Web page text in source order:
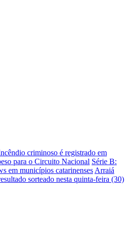
criminoso é registrado em
para o Circuito Nacional Série B:
em municípios catarinenses Arraiá
sorteado nesta quinta-feira (30)